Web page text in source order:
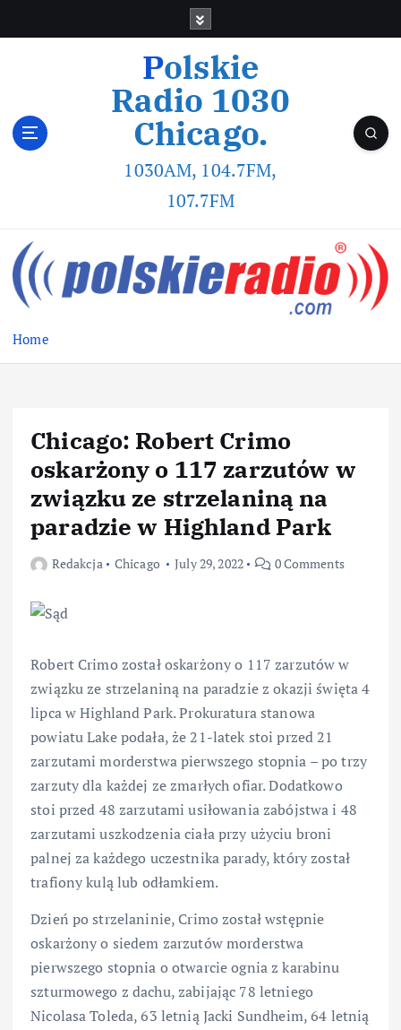
Polskie
Radio 1030
Chicago.
1030AM, 104.7FM,
107.7FM
Home
Chicago: Robert Crimo
oskarżony o 117 zarzutów w
związku ze strzelaniną na
paradzie w Highland Park
Redakcja Chicago July 29, 2022 0 Comments
Robert Crimo został oskarżony o 117 zarzutów w
związku ze strzelaniną na paradzie z okazji święta 4
lipca w Highland Park. Prokuratura stanowa
powiatu Lake podała, że 21-latek stoi przed 21
zarzutami morderstwa pierwszego stopnia – po trzy
zarzuty dla każdej ze zmarłych ofiar. Dodatkowo
stoi przed 48 zarzutami usiłowania zabójstwa i 48
zarzutami uszkodzenia ciała przy użyciu broni
palnej za każdego uczestnika parady, który został
trafiony kulą lub odłamkiem.
Dzień po strzelaninie, Crimo został wstępnie
oskarżony o siedem zarzutów morderstwa
pierwszego stopnia o otwarcie ognia z karabinu
szturmowego z dachu, zabijając 78 letniego
Nicolasa Toleda, 63 letnią Jacki Sundheim, 64 letnią